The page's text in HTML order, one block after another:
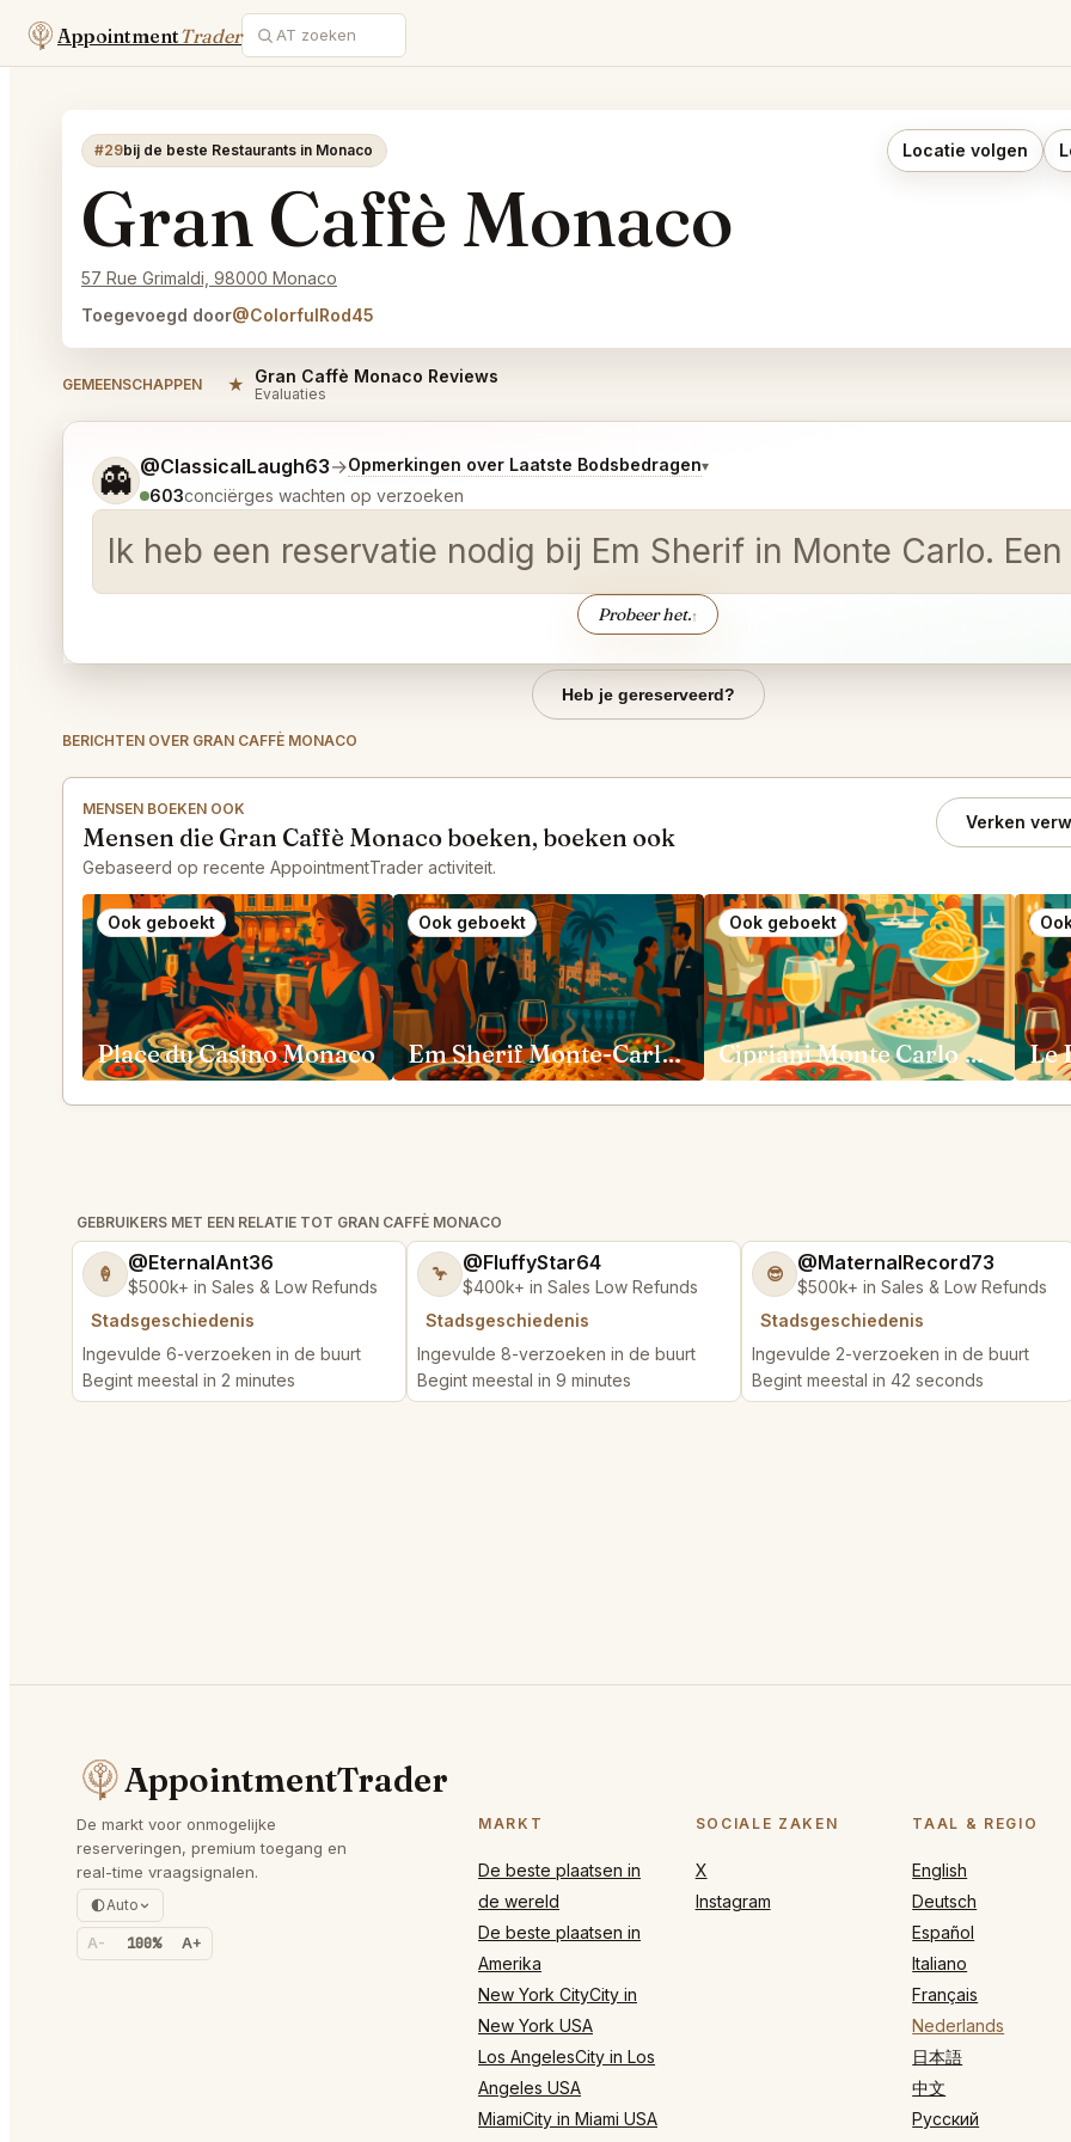
AppointmentTrader
#29bij de beste Restaurants in Monaco Locatie volgen
Gran Caffè Monaco
57 Rue Grimaldi, 98000 Monaco
Toegevoegd door@ColorfulRod45
GEMEENSCHAPPEN ★ Gran Caffè Monaco Reviews
Evaluaties
👻 @ClassicalLaugh63→Opmerkingen over Laatste Bodsbedragen▾
603conciërges wachten op verzoeken
Ik heb een reservatie nodig bij Em Sherif in Monte Carlo. Een
Probeer het.↑
Vertel me wat je wilt.
Heb je gereserveerd?
BERICHTEN OVER GRAN CAFFÈ MONACO
MENSEN BOEKEN OOK
Mensen die Gran Caffè Monaco boeken, boeken ook
Gebaseerd op recente AppointmentTrader activiteit.
Verken
Ook geboekt
Place du Casino Monaco
Ook geboekt
Em Sherif Monte-Carlo Monaco
Ook geboekt
Cipriani Monte Carlo Monaco
GEBRUIKERS MET EEN RELATIE TOT GRAN CAFFÈ MONACO
🍦 @EternalAnt36
$500k+ in Sales & Low Refunds
Stadsgeschiedenis
Ingevulde 6-verzoeken in de buurt
Begint meestal in 2 minutes
🦩 @FluffyStar64
$400k+ in Sales Low Refunds
Stadsgeschiedenis
Ingevulde 8-verzoeken in de buurt
Begint meestal in 9 minutes
😎 @MaternalRecord73
$500k+ in Sales & Low Refunds
Stadsgeschiedenis
Ingevulde 2-verzoeken in de buurt
Begint meestal in 42 seconds
AppointmentTrader
De markt voor onmogelijke
reserveringen, premium toegang en
real-time vraagsignalen.
Auto
A- 100% A+
MARKT
De beste plaatsen in
de wereld
De beste plaatsen in
Amerika
New York CityCity in
New York USA
Los AngelesCity in Los
Angeles USA
MiamiCity in Miami USA
SOCIALE ZAKEN
X
Instagram
TAAL & REGIO
English
Deutsch
Español
Italiano
Français
Nederlands
日本語
中文
Русский